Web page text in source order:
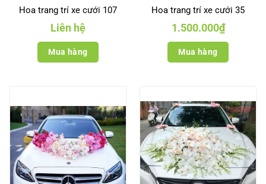
Hoa trang trí xe cưới 107
Liên hệ
Mua hàng
Hoa trang trí xe cưới 35
1.500.000₫
Mua hàng